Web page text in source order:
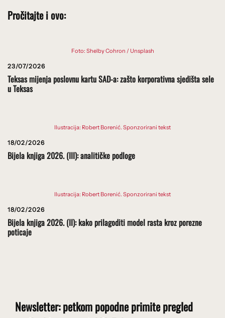
Pročitajte i ovo:
Foto: Shelby Cohron / Unsplash
23/07/2026
Teksas mijenja poslovnu kartu SAD-a: zašto korporativna sjedišta sele
u Teksas
Ilustracija: Robert Borenić. Sponzorirani tekst
18/02/2026
Bijela knjiga 2026. (III): analitičke podloge
Ilustracija: Robert Borenić. Sponzorirani tekst
18/02/2026
Bijela knjiga 2026. (II): kako prilagoditi model rasta kroz porezne
poticaje
Newsletter: petkom popodne primite pregled